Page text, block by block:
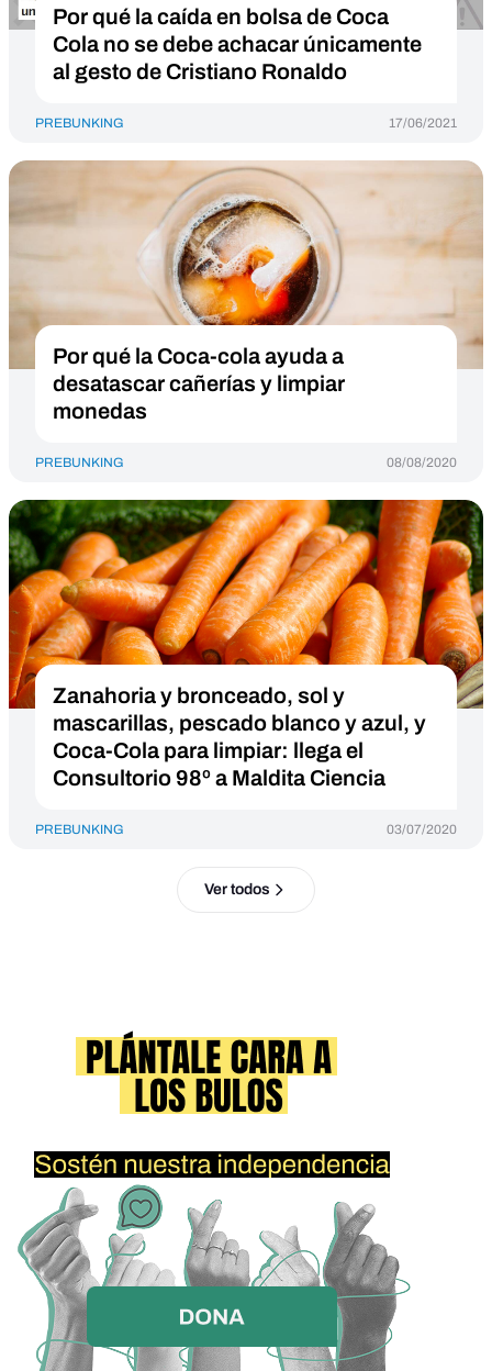
Por qué la caída en bolsa de Coca
Cola no se debe achacar únicamente
al gesto de Cristiano Ronaldo
PREBUNKING 17/06/2021
Por qué la Coca-cola ayuda a
desatascar cañerías y limpiar
monedas
PREBUNKING 08/08/2020
Zanahoria y bronceado, sol y
mascarillas, pescado blanco y azul, y
Coca-Cola para limpiar: llega el
Consultorio 98º a Maldita Ciencia
PREBUNKING 03/07/2020
Ver todos